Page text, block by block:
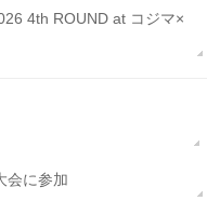
4th ROUND at コジマ×
会に参加